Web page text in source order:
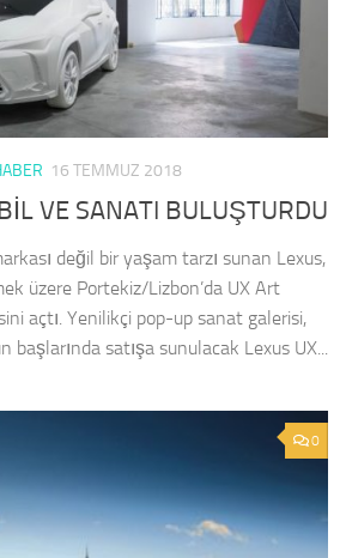
16 TEMMUZ 2018
VE SANATI BULUŞTURDU
değil bir yaşam tarzı sunan Lexus,
üzere Portekiz/Lizbon’da UX Art
açtı. Yenilikçi pop-up sanat galerisi,
başlarında satışa sunulacak Lexus UX...
0